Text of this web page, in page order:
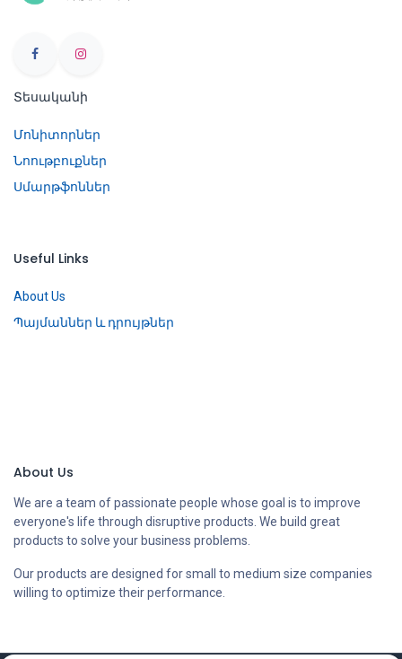
Տեսականի
Մոնիտորներ
Նոութբուքներ
Սմարթֆոններ
Useful Links
About Us
Պայմաններ և դրույթներ
About Us
We are a team of passionate people whose goal is to improve
everyone's life through disruptive products. We build great
products to solve your business problems.
Our products are designed for small to medium size companies
willing to optimize their performance.